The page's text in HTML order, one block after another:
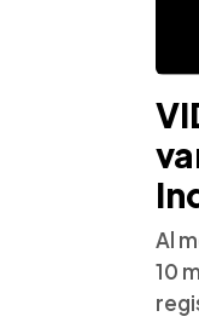
Al
10